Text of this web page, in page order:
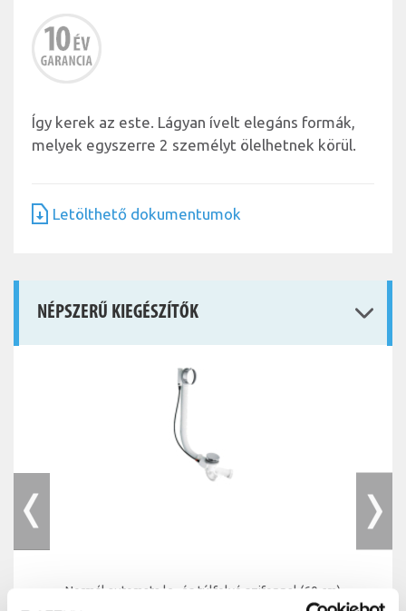
Így kerek az este. Lágyan ívelt elegáns formák,
melyek egyszerre 2 személyt ölelhetnek körül.
Letölthető dokumentumok
NÉPSZERŰ KIEGÉSZÍTŐK
Normál automata le- és túlfolyó szifonnal (60 cm)